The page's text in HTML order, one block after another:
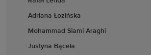
Adriana Łozińska
Mohammad Siami Araghi
Justyna Bącela